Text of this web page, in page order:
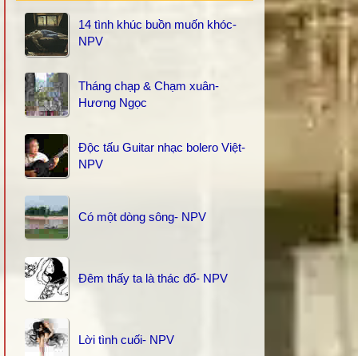
14 tình khúc buồn muốn khóc-
NPV
Tháng chạp & Chạm xuân-
Hương Ngọc
Độc tấu Guitar nhạc bolero Việt-
NPV
Có một dòng sông- NPV
Đêm thấy ta là thác đổ- NPV
Lời tình cuối- NPV